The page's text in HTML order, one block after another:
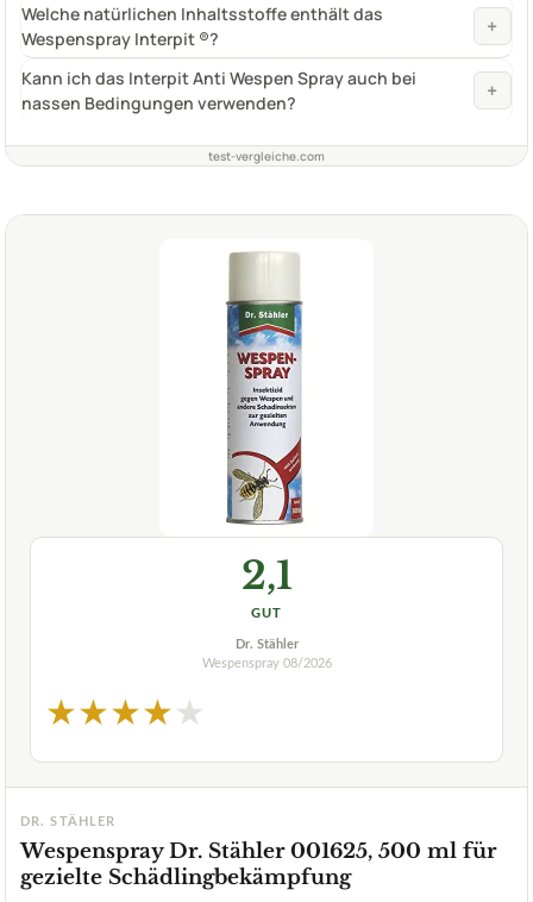
Welche natürlichen Inhaltsstoffe enthält das
Wespenspray Interpit ®?
+
Kann ich das Interpit Anti Wespen Spray auch bei
nassen Bedingungen verwenden?
+
test-vergleiche.com
2,1
GUT
Dr. Stähler
Wespenspray 08/2026
★★★★★
DR. STÄHLER
Wespenspray Dr. Stähler 001625, 500 ml für
gezielte Schädlingbekämpfung